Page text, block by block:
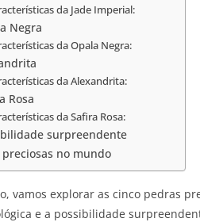
da Jade Imperial:
Negra
da Opala Negra:
da Alexandrita:
Rosa
da Safira Rosa:
surpreendente
preciosas no mundo
vamos explorar as cinco pedras
e a possibilidade